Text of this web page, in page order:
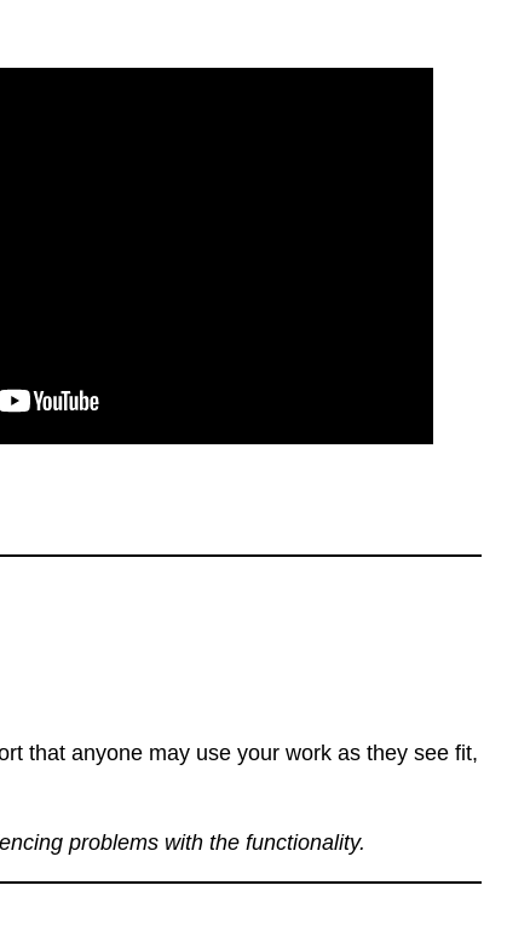
that anyone may use your work as they see fit,
problems with the functionality.